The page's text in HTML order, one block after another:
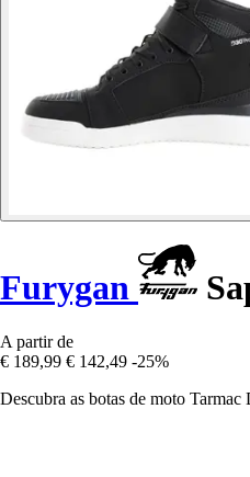
Furygan
A partir de
€ 189,99 € 142,49 -25%
Descubra as botas de moto